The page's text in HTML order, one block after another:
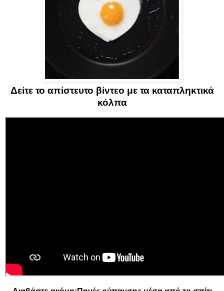
Δείτε το απίστευτο βίντεο με τα καταπληκτικά
κόλπα